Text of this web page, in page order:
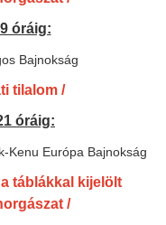
óráig:
Bajnokság
tilalom /
óráig:
Kenu Európa Bajnokság
táblákkal kijelölt
/